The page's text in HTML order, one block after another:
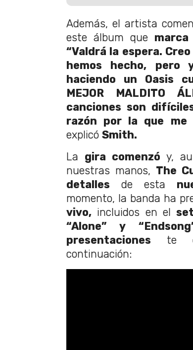
Además, el artista
este álbum que
“Valdrá la espera.
hemos hecho, pero
haciendo un Oasis
MEJOR MALDITO
canciones son
razón por la que me
explicó Smith.
La gira comenzó y,
nuestras manos, The
detalles de esta
momento, la banda ha
vivo, incluidos en el
“Alone” y
presentaciones te
continuación: